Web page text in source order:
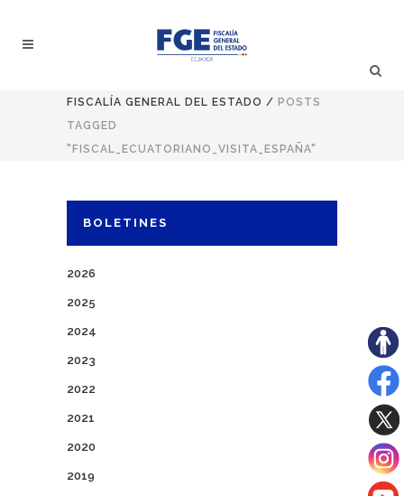
FISCALÍA GENERAL DEL ESTADO / POSTS
TAGGED
"FISCAL_ECUATORIANO_VISITA_ESPAÑA"
BOLETINES
2026
2025
2024
2023
2022
2021
2020
2019